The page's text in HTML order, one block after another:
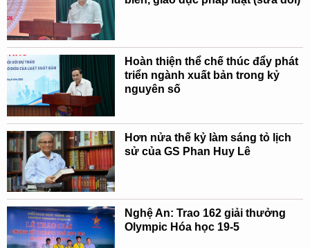
Hoàn thiện thể chế thúc đẩy phát
triển ngành xuất bản trong kỷ
nguyên số
Hơn nửa thế kỷ làm sáng tỏ lịch
sử của GS Phan Huy Lê
Nghệ An: Trao 162 giải thưởng
Olympic Hóa học 19-5